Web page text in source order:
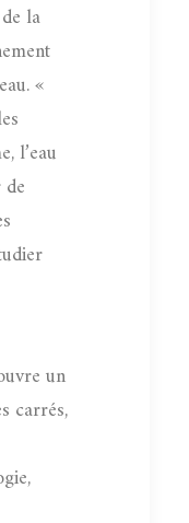
la
«
l’eau
un
carrés,